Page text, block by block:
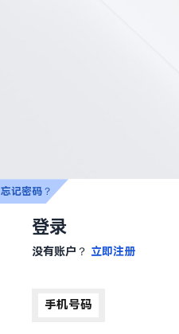
登录
没有账户？ 立即注册
手机号码
忘记密码？